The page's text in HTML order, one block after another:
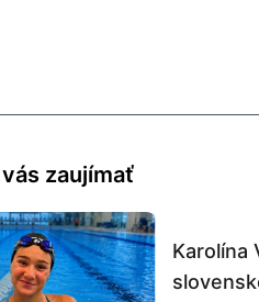
zaujímať
Karolína